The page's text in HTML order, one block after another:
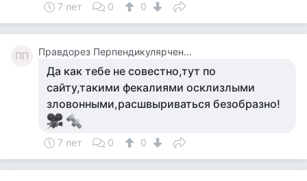
7 лет 0 0
ПП Правдорез Перпендикулярченко
Да как тебе не совестно,тут по
сайту,такими фекалиями осклизлыми
зловонными,расшвыриваться безобразно!
7 лет 0 0